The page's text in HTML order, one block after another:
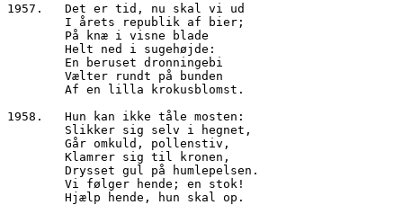
1957.	Det er tid, nu skal vi ud
        I årets republik af bier;
        På knæ i visne blade
        Helt ned i sugehøjde:
        En beruset dronningebi
        Vælter rundt på bunden
        Af en lilla krokusblomst.
1958.	Hun kan ikke tåle mosten:
        Slikker sig selv i hegnet,
        Går omkuld, pollenstiv,
        Klamrer sig til kronen,
        Drysset gul på humlepelsen.
        Vi følger hende; en stok!
        Hjælp hende, hun skal op.